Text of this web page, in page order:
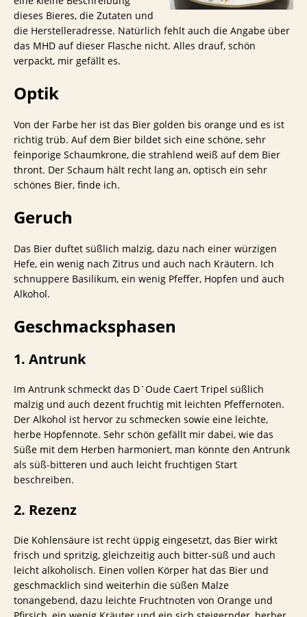
dieses Bieres, die Zutaten und
die Herstelleradresse. Natürlich fehlt auch die Angabe über
das MHD auf dieser Flasche nicht. Alles drauf, schön
verpackt, mir gefällt es.
Optik
Von der Farbe her ist das Bier golden bis orange und es ist
richtig trüb. Auf dem Bier bildet sich eine schöne, sehr
feinporige Schaumkrone, die strahlend weiß auf dem Bier
thront. Der Schaum hält recht lang an, optisch ein sehr
schönes Bier, finde ich.
Geruch
Das Bier duftet süßlich malzig, dazu nach einer würzigen
Hefe, ein wenig nach Zitrus und auch nach Kräutern. Ich
schnuppere Basilikum, ein wenig Pfeffer, Hopfen und auch
Alkohol.
Geschmacksphasen
1. Antrunk
Im Antrunk schmeckt das D`Oude Caert Tripel süßlich
malzig und auch dezent fruchtig mit leichten Pfeffernoten.
Der Alkohol ist hervor zu schmecken sowie eine leichte,
herbe Hopfennote. Sehr schön gefällt mir dabei, wie das
Süße mit dem Herben harmoniert, man könnte den Antrunk
als süß-bitteren und auch leicht fruchtigen Start
beschreiben.
2. Rezenz
Die Kohlensäure ist recht üppig eingesetzt, das Bier wirkt
frisch und spritzig, gleichzeitig auch bitter-süß und auch
leicht alkoholisch. Einen vollen Körper hat das Bier und
geschmacklich sind weiterhin die süßen Malze
tonangebend, dazu leichte Fruchtnoten von Orange und